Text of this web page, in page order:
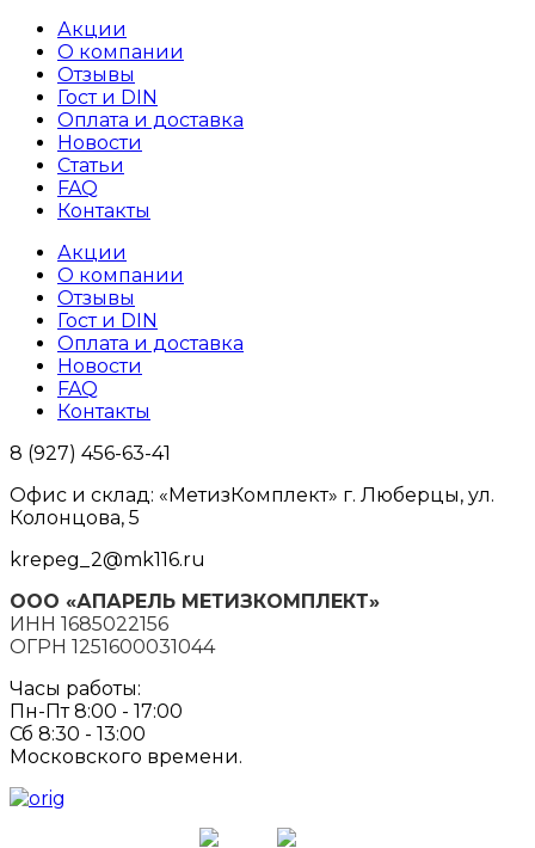
Акции
О компании
Отзывы
Гост и DIN
Оплата и доставка
Новости
Статьи
FAQ
Контакты
Акции
О компании
Отзывы
Гост и DIN
Оплата и доставка
Новости
FAQ
Контакты
8 (927) 456-63-41
Офис и склад: «МетизКомплект» г. Люберцы, ул.
Колонцова, 5
krepeg_2@mk116.ru
ООО «АПАРЕЛЬ МЕТИЗКОМПЛЕКТ»
ИНН 1685022156
ОГРН 1251600031044
Часы работы:
Пн-Пт 8:00 - 17:00
Сб 8:30 - 13:00
Московского времени.